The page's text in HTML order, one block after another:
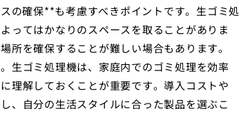
の確保**も考慮すべきポイントです。生ゴミ処
ってはかなりのスペースを取ることがありま
所を確保することが難しい場合もあります。
生ゴミ処理機は、家庭内でのゴミ処理を効率
理解しておくことが重要です。導入コストや
、自分の生活スタイルに合った製品を選ぶこ